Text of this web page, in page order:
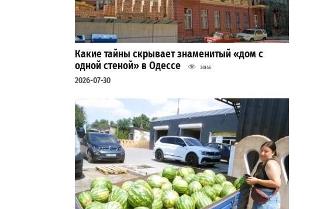
Какие тайны скрывает знаменитый «дом с
одной стеной» в Одессе
34146
2026-07-30